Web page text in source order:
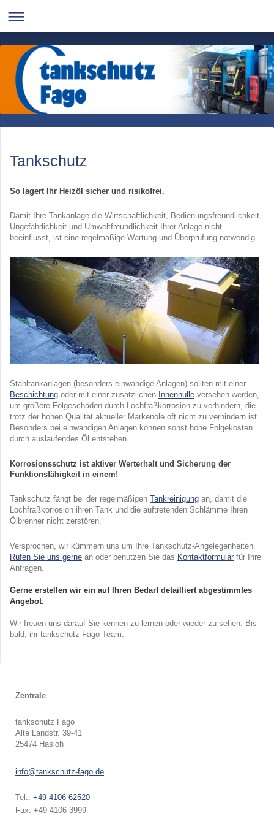
Tankschutz
So lagert Ihr Heizöl sicher und risikofrei.
Damit Ihre Tankanlage die Wirtschaftlichkeit, Bedienungsfreundlichkeit,
Ungefährlichkeit und Umweltfreundlichkeit Ihrer Anlage nicht
beeinflusst, ist eine regelmäßige Wartung und Überprüfung notwendig.
Stahltankanlagen (besonders einwandige Anlagen) sollten mit einer
Beschichtung oder mit einer zusätzlichen Innenhülle versehen werden,
um größere Folgeschäden durch Lochfraßkorrosion zu verhindern, die
trotz der hohen Qualität aktueller Markenöle oft nicht zu verhindern ist.
Besonders bei einwandigen Anlagen können sonst hohe Folgekosten
durch auslaufendes Öl entstehen.
Korrosionsschutz ist aktiver Werterhalt und Sicherung der
Funktionsfähigkeit in einem!
Tankschutz fängt bei der regelmäßigen Tankreinigung an, damit die
Lochfraßkorrosion ihren Tank und die auftretenden Schlämme Ihren
Ölbrenner nicht zerstören.
Versprochen, wir kümmern uns um Ihre Tankschutz-Angelegenheiten.
Rufen Sie uns gerne an oder benutzen Sie das Kontaktformular für Ihre
Anfragen.
Gerne erstellen wir ein auf Ihren Bedarf detailliert abgestimmtes
Angebot.
Wir freuen uns darauf Sie kennen zu lernen oder wieder zu sehen. Bis
bald, ihr tankschutz Fago Team.
Zentrale
tankschutz Fago
Alte Landstr. 39-41
25474 Hasloh
info@tankschutz-fago.de
Tel.: +49 4106 62520
Fax: +49 4106 3999